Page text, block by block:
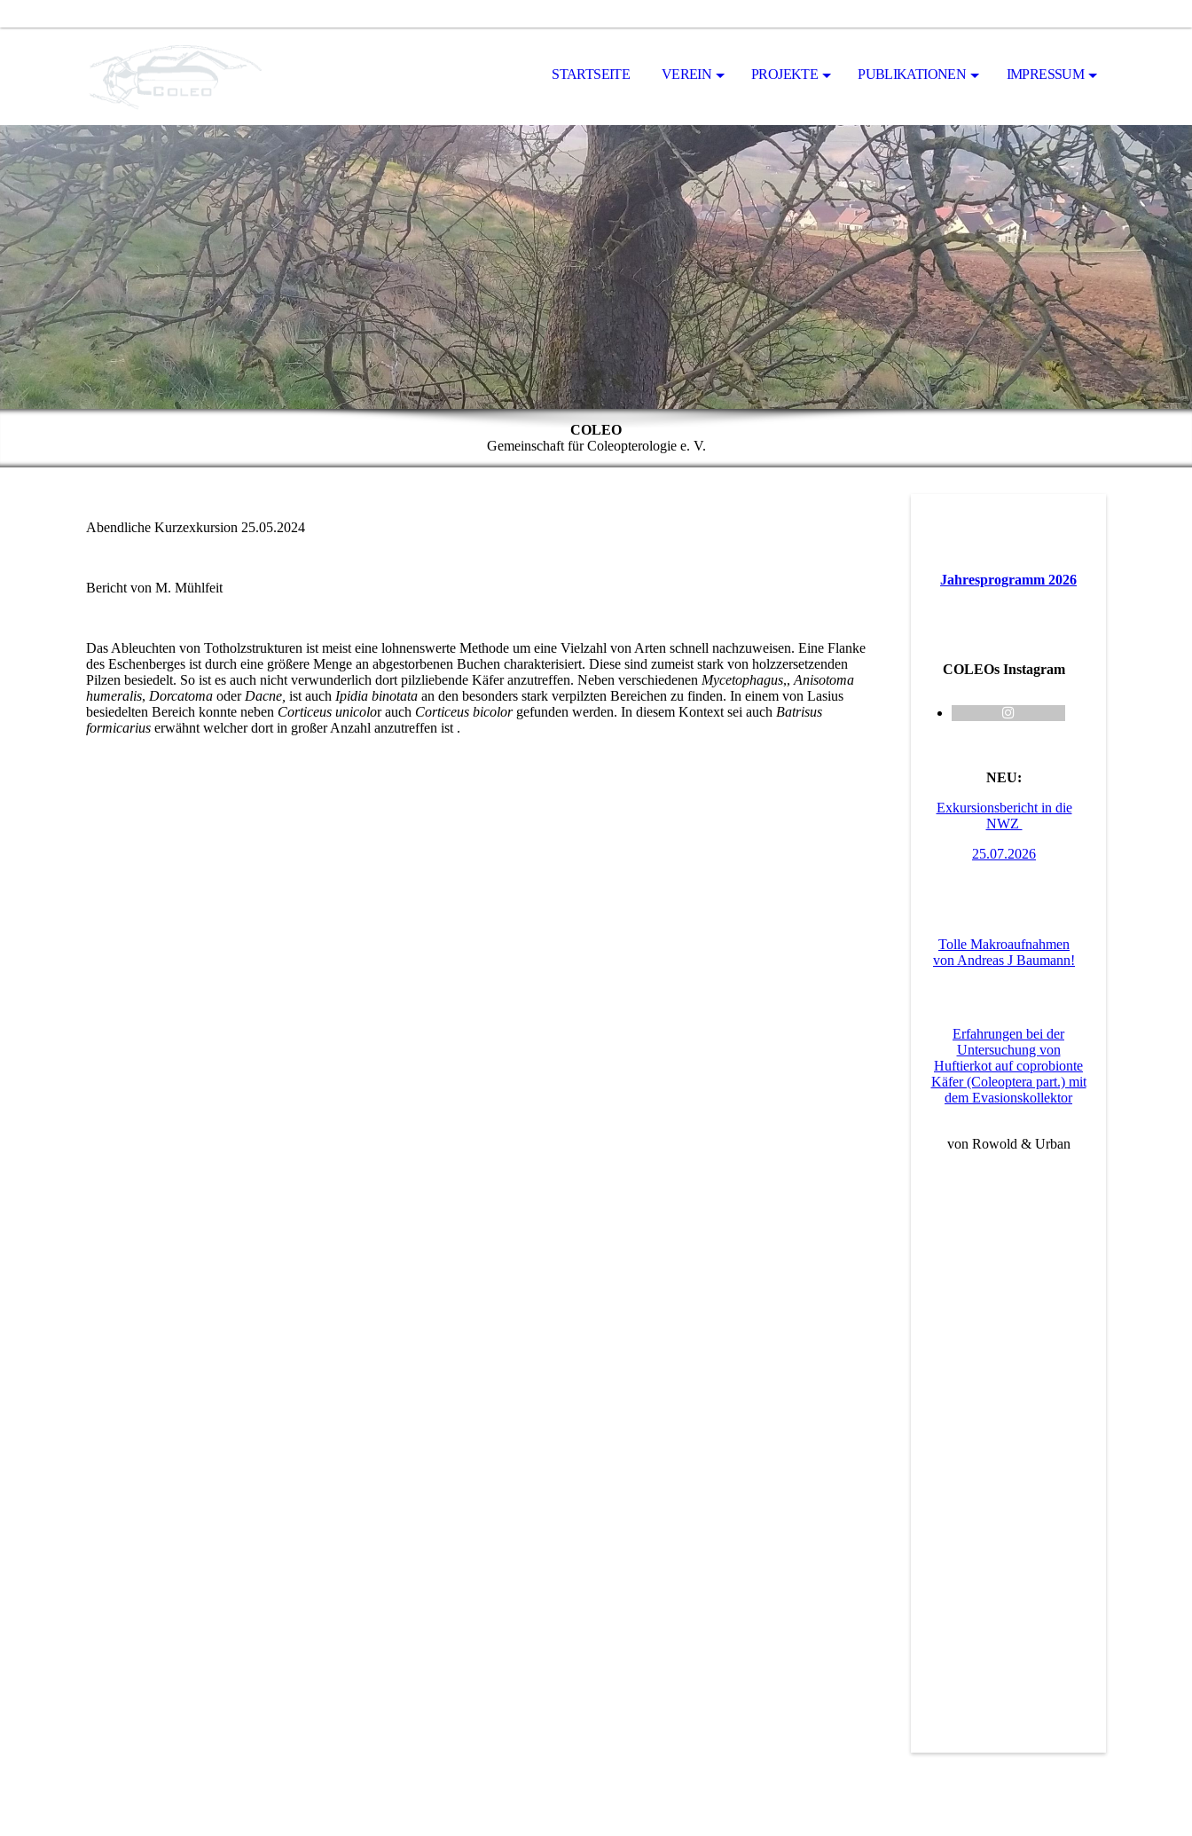
STARTSEITE VEREIN PROJEKTE PUBLIKATIONEN IMPRESSUM
COLEO
Gemeinschaft für Coleopterologie e. V.
Abendliche Kurzexkursion 25.05.2024
Bericht von M. Mühlfeit
Das Ableuchten von Totholzstrukturen ist meist eine lohnenswerte Methode um eine Vielzahl von Arten schnell nachzuweisen. Eine Flanke
des Eschenberges ist durch eine größere Menge an abgestorbenen Buchen charakterisiert. Diese sind zumeist stark von holzzersetzenden
Pilzen besiedelt. So ist es auch nicht verwunderlich dort pilzliebende Käfer anzutreffen. Neben verschiedenen Mycetophagus,, Anisotoma
humeralis, Dorcatoma oder Dacne, ist auch Ipidia binotata an den besonders stark verpilzten Bereichen zu finden. In einem von Lasius
besiedelten Bereich konnte neben Corticeus unicolor auch Corticeus bicolor gefunden werden. In diesem Kontext sei auch Batrisus
formicarius erwähnt welcher dort in großer Anzahl anzutreffen ist .
Jahresprogramm 2026
COLEOs Instagram
NEU:
Exkursionsbericht in die
NWZ
25.07.2026
Tolle Makroaufnahmen
von Andreas J Baumann!
Erfahrungen bei der
Untersuchung von
Huftierkot auf coprobionte
Käfer (Coleoptera part.) mit
dem Evasionskollektor
von Rowold & Urban